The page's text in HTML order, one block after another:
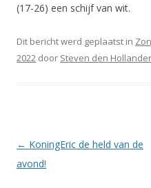
(17-26) een schijf van wit.
Dit bericht werd geplaatst in
2022 door Steven den Hollander
Berichtnavigatie
← KoningEric de held van de
avond!